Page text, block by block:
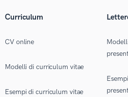
Curriculum
CV online
Modelli di curriculum vitae
Esempi di curriculum vitae